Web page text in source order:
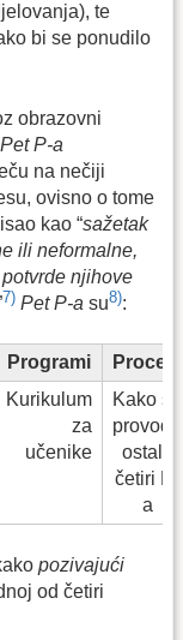
te
bi se ponudilo
obrazovni
Pet P-a
na nečiji
ovisno o tome
kao “sažetak
ili neformalne,
njihove
7) Pet P-a su8):
Programi
Procesi
Kurikulum
za
učenike
Kako se
provode
ostala
četiri P-
a
pozivajući
od četiri